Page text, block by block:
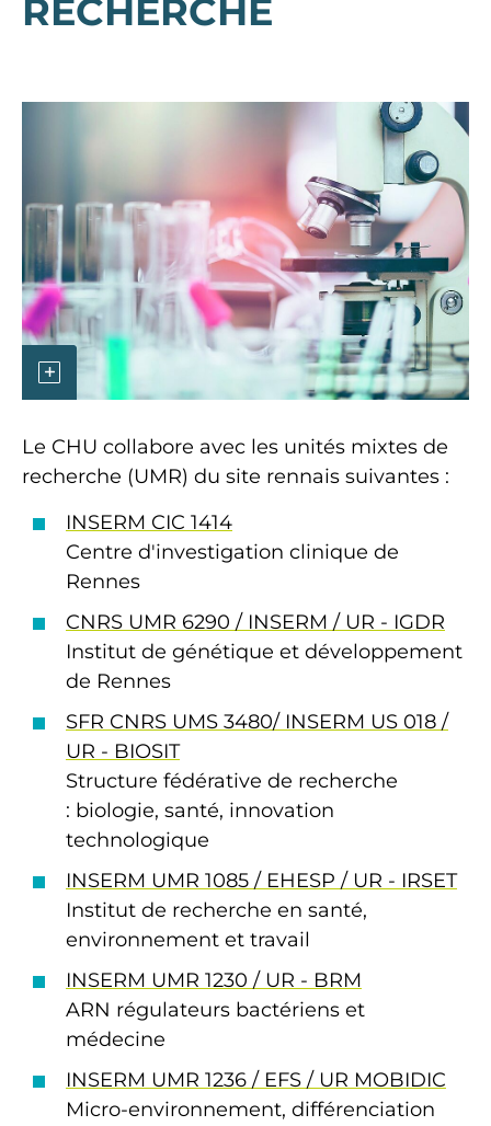
RECHERCHE
Le CHU collabore avec les unités mixtes de
recherche (UMR) du site rennais suivantes :
INSERM CIC 1414
Centre d'investigation clinique de
Rennes
CNRS UMR 6290 / INSERM / UR - IGDR
Institut de génétique et développement
de Rennes
SFR CNRS UMS 3480/ INSERM US 018 /
UR - BIOSIT
Structure fédérative de recherche
: biologie, santé, innovation
technologique
INSERM UMR 1085 / EHESP / UR - IRSET
Institut de recherche en santé,
environnement et travail
INSERM UMR 1230 / UR - BRM
ARN régulateurs bactériens et
médecine
INSERM UMR 1236 / EFS / UR MOBIDIC
Micro-environnement, différenciation